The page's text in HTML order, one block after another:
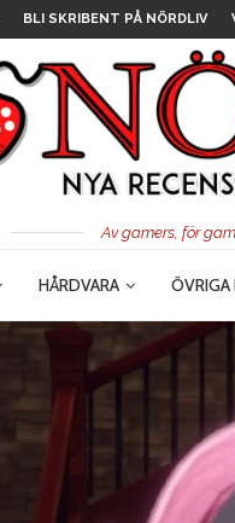
BLI SKRIBENT PÅ NÖRDLIV
Av gamers, för
HÅRDVARA ÖVRIGA